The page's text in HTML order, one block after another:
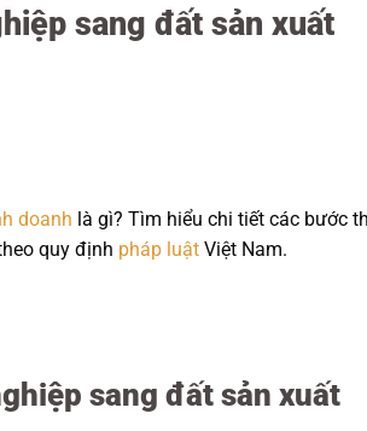
sang đất sản xuất
doanh là gì? Tìm hiểu chi tiết các bước
quy định pháp luật Việt Nam.
sang đất sản xuất